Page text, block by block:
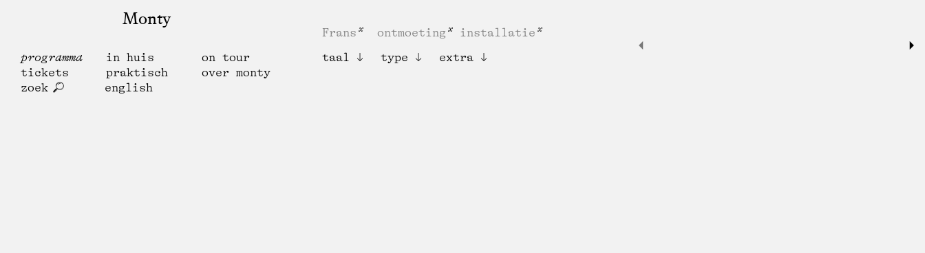
Monty
programma in huis
on tour
tickets
praktisch
over monty
zoek
english
Frans ontmoeting
installatie
taal
type extra